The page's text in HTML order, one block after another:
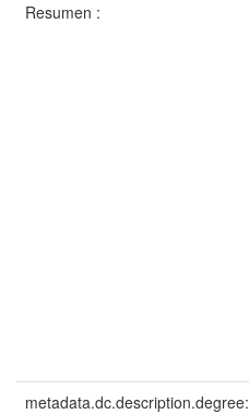
Resumen :
metadata.dc.description.degree: